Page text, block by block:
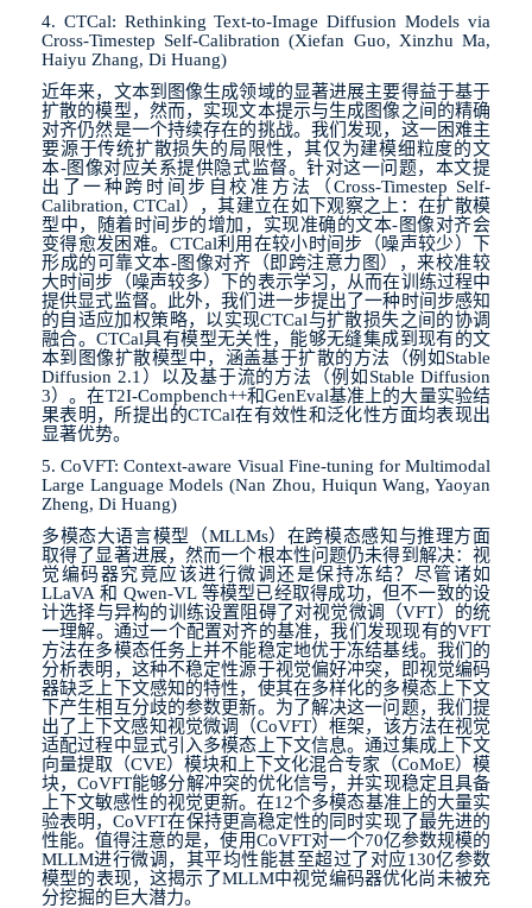
4. CTCal: Rethinking Text-to-Image Diffusion Models via
Cross-Timestep Self-Calibration (Xiefan Guo, Xinzhu Ma,
Haiyu Zhang, Di Huang)
近年来，文本到图像生成领域的显著进展主要得益于基于
扩散的模型，然而，实现文本提示与生成图像之间的精确
对齐仍然是一个持续存在的挑战。我们发现，这一困难主
要源于传统扩散损失的局限性，其仅为建模细粒度的文
本-图像对应关系提供隐式监督。针对这一问题，本文提
出了一种跨时间步自校准方法（Cross-Timestep Self-
Calibration, CTCal ），其建立在如下观察之上：在扩散模
型中，随着时间步的增加，实现准确的文本-图像对齐会
变得愈发困难。 CTCal利用在较小时间步（噪声较少）下
形成的可靠文本-图像对齐（即跨注意力图），来校准较
大时间步（噪声较多）下的表示学习，从而在训练过程中
提供显式监督。此外，我们进一步提出了一种时间步感知
的自适应加权策略，以实现CTCal与扩散损失之间的协调
融合。CTCal具有模型无关性，能够无缝集成到现有的文
本到图像扩散模型中，涵盖基于扩散的方法（例如Stable
Diffusion 2.1 ）以及基于流的方法（例如 Stable Diffusion
3）。在T2I-Compbench++和GenEval基准上的大量实验结
果表明，所提出的CTCal在有效性和泛化性方面均表现出
显著优势。
5. CoVFT: Context-aware Visual Fine-tuning for Multimodal
Large Language Models (Nan Zhou, Huiqun Wang, Yaoyan
Zheng, Di Huang)
多模态大语言模型（MLLMs）在跨模态感知与推理方面
取得了显著进展，然而一个根本性问题仍未得到解决：视
觉编码器究竟应该进行微调还是保持冻结？尽管诸如
LLaVA 和 Qwen-VL等模型已经取得成功，但不一致的设
计选择与异构的训练设置阻碍了对视觉微调（VFT）的统
一理解。通过一个配置对齐的基准，我们发现现有的VFT
方法在多模态任务上并不能稳定地优于冻结基线。我们的
分析表明，这种不稳定性源于视觉偏好冲突，即视觉编码
器缺乏上下文感知的特性，使其在多样化的多模态上下文
下产生相互分歧的参数更新。为了解决这一问题，我们提
出了上下文感知视觉微调（CoVFT）框架，该方法在视觉
适配过程中显式引入多模态上下文信息。通过集成上下文
向量提取（CVE）模块和上下文化混合专家（CoMoE）模
块，CoVFT能够分解冲突的优化信号，并实现稳定且具备
上下文敏感性的视觉更新。在12个多模态基准上的大量实
验表明，CoVFT在保持更高稳定性的同时实现了最先进的
性能。值得注意的是，使用CoVFT对一个70亿参数规模的
MLLM进行微调，其平均性能甚至超过了对应130亿参数
模型的表现，这揭示了MLLM中视觉编码器优化尚未被充
分挖掘的巨大潜力。